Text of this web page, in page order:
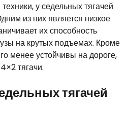
у седельных тягачей
из них является низкое
их способность
на крутых подъемах. Кроме
менее устойчивы на дороге,
тягачи.
тягачей